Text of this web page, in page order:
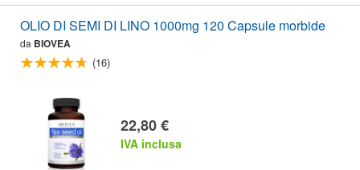
OLIO DI SEMI DI LINO 1000mg 120 Capsule morbide
da BIOVEA
(16)
22,80 €
IVA inclusa